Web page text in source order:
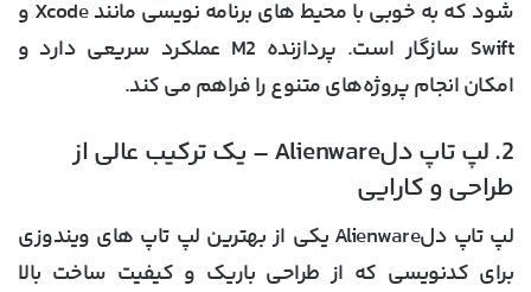
شود که به خوبی با محیط های برنامه نویسی مانند Xcode و
Swift سازگار است. پردازنده M2 عملکرد سریعی دارد و
امکان انجام پروژه‌های متنوع را فراهم می کند.
2. لپ تاپ دلAlienware – یک ترکیب عالی از
طراحی و کارایی
لپ تاپ دلAlienware
یکی از بهترین لپ تاپ های ویندوزی
برای کدنویسی که از طراحی باریک و کیفیت ساخت بالا